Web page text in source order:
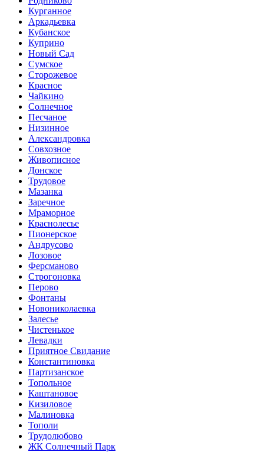
Курганное
Аркадьевка
Кубанское
Куприно
Новый Сад
Сумское
Сторожевое
Красное
Чайкино
Солнечное
Песчаное
Низинное
Александровка
Совхозное
Живописное
Донское
Трудовое
Мазанка
Заречное
Мраморное
Краснолесье
Пионерское
Андрусово
Лозовое
Ферсманово
Строгоновка
Перово
Фонтаны
Новониколаевка
Залесье
Чистенькое
Левадки
Приятное Свидание
Константиновка
Партизанское
Топольное
Каштановое
Кизиловое
Малиновка
Тополи
Трудолюбово
ЖК Солнечный Парк